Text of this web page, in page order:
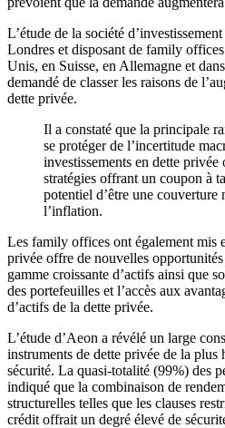
L’étude de la société
Londres et disposant de family
Unis, en Suisse, en Allemagne et
demandé de classer les raisons de
dette privée.
Il a constaté que la principale
se protéger de l’incertitude
investissements en dette
stratégies offrant un coupon à
potentiel d’être une couverture
l’inflation.
Les family offices ont également mis
privée offre de nouvelles opportunités
gamme croissante d’actifs ainsi que
des portefeuilles et l’accès aux
d’actifs de la dette privée.
L’étude d’Aeon a révélé un large
instruments de dette privée de la plus
sécurité. La quasi-totalité (99%) des
indiqué que la combinaison de
structurelles telles que les clauses
crédit offrait un degré élevé de